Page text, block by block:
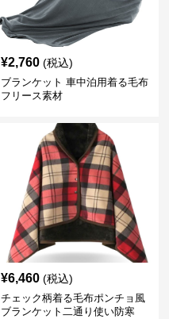
¥2,760 (税込)
ブランケット 車中泊用着る毛布
フリース素材
¥6,460 (税込)
チェック柄着る毛布ポンチョ風
ブランケット二通り使い防寒